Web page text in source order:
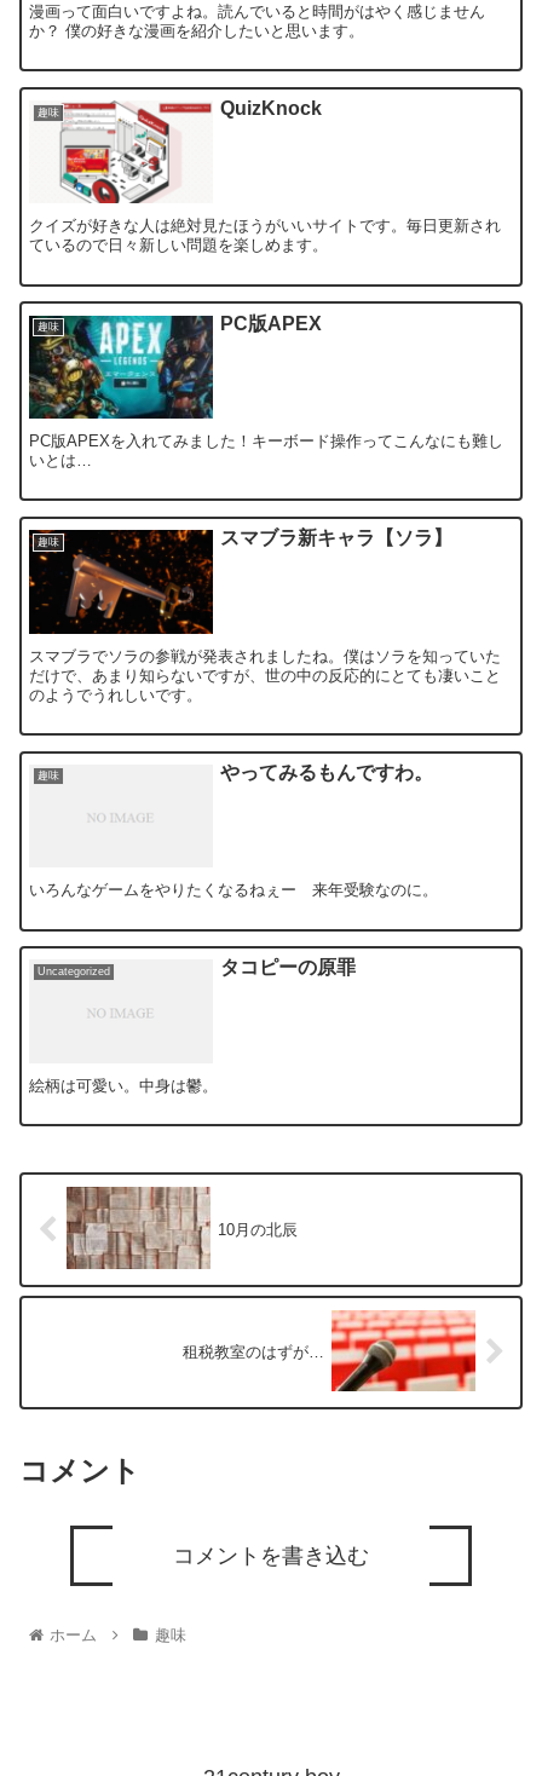
漫画って面白いですよね。読んでいると時間がはやく感じません
か？ 僕の好きな漫画を紹介したいと思います。
趣味 QuizKnock
クイズが好きな人は絶対見たほうがいいサイトです。毎日更新され
ているので日々新しい問題を楽しめます。
趣味 PC版APEX
PC版APEXを入れてみました！キーボード操作ってこんなにも難し
いとは…
趣味 スマブラ新キャラ【ソラ】
スマブラでソラの参戦が発表されましたね。僕はソラを知っていた
だけで、あまり知らないですが、世の中の反応的にとても凄いこと
のようでうれしいです。
趣味 やってみるもんですわ。
いろんなゲームをやりたくなるねぇー 来年受験なのに。
Uncategorized タコピーの原罪
絵柄は可愛い。中身は鬱。
10月の北辰
租税教室のはずが…
コメント
コメントを書き込む
ホーム 趣味